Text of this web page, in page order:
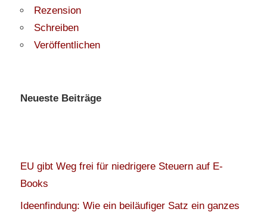
Rezension
Schreiben
Veröffentlichen
Neueste Beiträge
EU gibt Weg frei für niedrigere Steuern auf E-
Books
Ideenfindung: Wie ein beiläufiger Satz ein ganzes